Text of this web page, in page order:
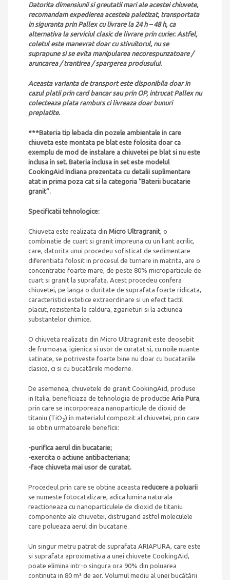
Datorita dimensiunii si greutatii mari ale acestei chiuvete,
recomandam expedierea acesteia paletizat, transportata
in siguranta prin Pallex cu livrare la 24 h – 48 h, ca
alternativa la serviciul clasic de livrare prin curier. Astfel,
coletul este manevrat doar cu stivuitorul, nu se
suprapune si se evita manipularea necorespunzatoare /
aruncarea / trantirea / spargerea produsului.
Aceasta varianta de transport este disponibila doar in
cazul platii prin card bancar sau prin OP, intrucat Pallex nu
colecteaza plata ramburs ci livreaza doar bunuri
preplatite.
***Bateria tip lebada din pozele ambientale in care
chiuveta este montata pe blat este folosita doar ca
exemplu de mod de instalare a chiuvetei pe blat si nu este
inclusa in set. Bateria inclusa in set este modelul
CookingAid Indiana prezentata cu detalii suplimentare
atat in prima poza cat si la categoria “Baterii bucatarie
granit”.
Specificatii tehnologice:
Chiuveta este realizata din Micro Ultragranit, o
combinatie de cuart si granit impreuna cu un liant acrilic,
care, datorita unui procedeu sofisticat de sedimentare
diferentiata folosit in procesul de turnare in matrita, are o
concentratie foarte mare, de peste 80% microparticule de
cuart si granit la suprafata. Acest procedeu confera
chiuvetei, pe langa o duritate de suprafata foarte ridicata,
caracteristici estetice extraordinare si un efect tactil
placut, rezistenta la caldura, zgarieturi si la actiunea
substantelor chimice.
O chiuveta realizata din Micro Ultragranit este deosebit
de frumoasa, igienica si usor de curatat si, cu noile nuante
satinate, se potriveste foarte bine nu doar cu bucatariile
clasice, ci si cu bucatăriile moderne.
De asemenea, chiuvetele de granit CookingAid, produse
in Italia, beneficiaza de tehnologia de productie Aria Pura,
prin care se incorporeaza nanoparticule de dioxid de
titaniu (TiO2) in materialul compozit al chiuvetei, prin care
se obtin urmatoarele beneficii:
-purifica aerul din bucatarie;
-exercita o actiune antibacteriana;
-face chiuveta mai usor de curatat.
Procedeul prin care se obtine aceasta reducere a poluarii
se numeste fotocatalizare, adica lumina naturala
reactioneaza cu nanoparticulele de dioxid de titaniu
componente ale chiuvetei, distrugand astfel moleculele
care polueaza aerul din bucatarie.
Un singur metru patrat de suprafata ARIAPURA, care este
si suprafata aproximativa a unei chiuvete CookingAid,
poate elimina intr-o singura ora 90% din poluarea
continuta in 80 m³ de aer. Volumul mediu al unei bucătării